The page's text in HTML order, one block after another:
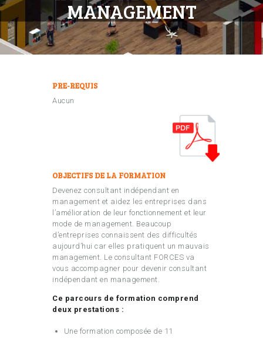
MANAGEMENT
PRE-REQUIS
Aucun
OBJECTIFS DE LA FORMATION
Devenez consultant indépendant en
management et aidez les entreprises dans
l’amélioration de leur fonctionnement et leur
mode de management. Beaucoup
d’entreprises connaissent des difficultés
aujourd’hui car elles pratiquent un mauvais
management. Le consultant FORCES va
vous accompagner pour devenir consultant
indépendant en management.
Ce parcours de formation comprend
deux prestations :
Une formation composée de 11